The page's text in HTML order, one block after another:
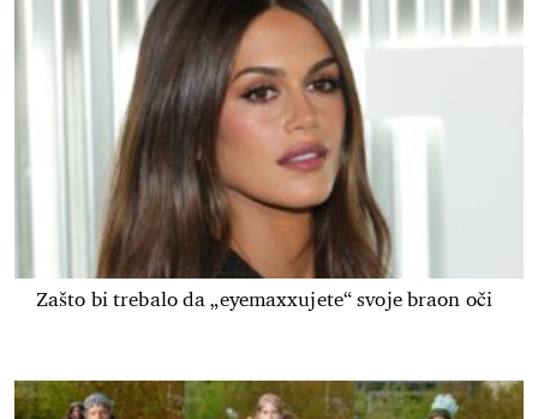
Zašto bi trebalo da „eyemaxxujete“ svoje braon oči